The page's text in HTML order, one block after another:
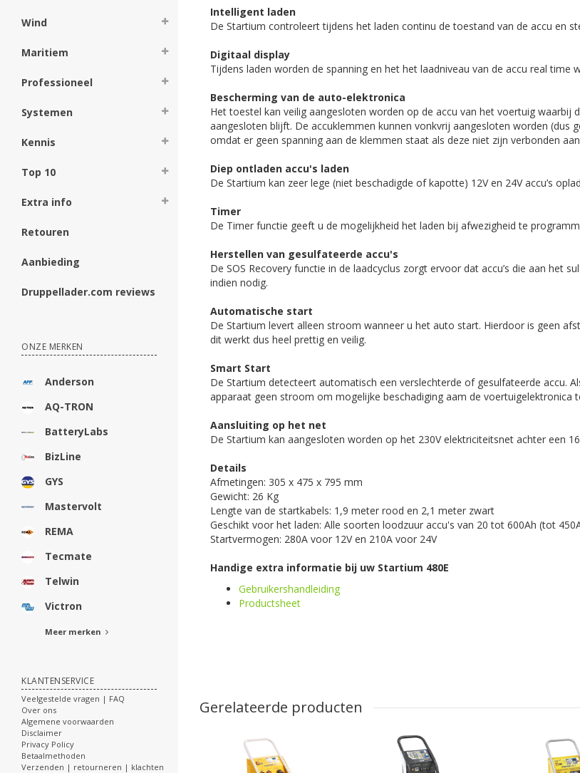
Wind
Maritiem
Professioneel
Systemen
Kennis
Top 10
Extra info
Retouren
Aanbieding
Druppellader.com reviews
ONZE MERKEN
Anderson
AQ-TRON
BatteryLabs
BizLine
GYS
Mastervolt
REMA
Tecmate
Telwin
Victron
Meer merken
KLANTENSERVICE
Veelgestelde vragen | FAQ
Over ons
Algemene voorwaarden
Disclaimer
Privacy Policy
Betaalmethoden
Verzenden | retourneren | klachten
Intelligent laden
De Startium controleert tijdens het laden continu de toestand van de accu en
Digitaal display
Tijdens laden worden de spanning en het het laadniveau van de accu real time
Bescherming van de auto-elektronica
Het toestel kan veilig aangesloten worden op de accu van het voertuig waarbij
aangesloten blijft. De accuklemmen kunnen vonkvrij aangesloten worden (dus
omdat er geen spanning aan de klemmen staat als deze niet zijn verbonden
Diep ontladen accu's laden
De Startium kan zeer lege (niet beschadigde of kapotte) 12V en 24V accu’s
Timer
De Timer functie geeft u de mogelijkheid het laden bij afwezigheid te
Herstellen van gesulfateerde accu's
De SOS Recovery functie in de laadcyclus zorgt ervoor dat accu’s die aan het
indien nodig.
Automatische start
De Startium levert alleen stroom wanneer u het auto start. Hierdoor is geen
dit werkt dus heel prettig en veilig.
Smart Start
De Startium detecteert automatisch een verslechterde of gesulfateerde accu.
apparaat geen stroom om mogelijke beschadiging aam de voertuigelektronica
Aansluiting op het net
De Startium kan aangesloten worden op het 230V elektriciteitsnet achter een
Details
Afmetingen: 305 x 475 x 795 mm
Gewicht: 26 Kg
Lengte van de startkabels: 1,9 meter rood en 2,1 meter zwart
Geschikt voor het laden: Alle soorten loodzuur accu's van 20 tot 600Ah (tot
Startvermogen: 280A voor 12V en 210A voor 24V
Handige extra informatie bij uw Startium 480E
Gebruikershandleiding
Productsheet
Gerelateerde producten